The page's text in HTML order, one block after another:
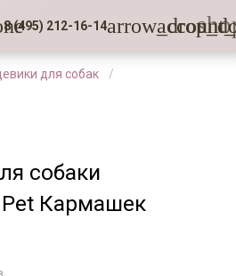
8 (495) 212-16-14
для собак
собаки
Кармашек